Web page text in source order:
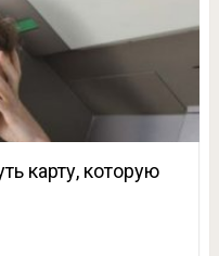
карту, которую